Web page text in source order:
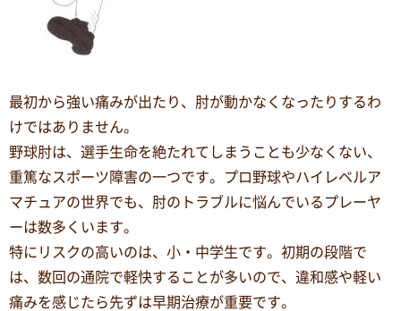
最初から強い痛みが出たり、肘が動かなくなったりするわ
けではありません。
野球肘は、選手生命を絶たれてしまうことも少なくない、
重篤なスポーツ障害の一つです。プロ野球やハイレベルア
マチュアの世界でも、肘のトラブルに悩んでいるプレーヤ
ーは数多くいます。
特にリスクの高いのは、小・中学生です。初期の段階で
は、数回の通院で軽快することが多いので、違和感や軽い
痛みを感じたら先ずは早期治療が重要です。